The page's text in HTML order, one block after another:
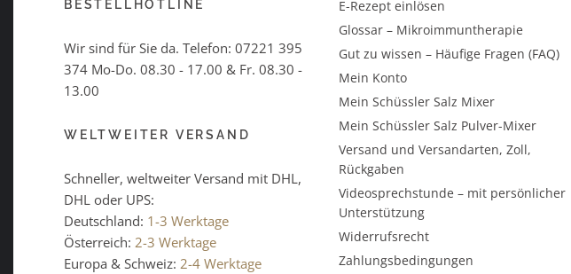
BESTELLHOTLINE
Wir sind für Sie da. Telefon: 07221 395
374 Mo-Do. 08.30 - 17.00 & Fr. 08.30 -
13.00
WELTWEITER VERSAND
Schneller, weltweiter Versand mit DHL,
DHL oder UPS:
Deutschland: 1-3 Werktage
Österreich: 2-3 Werktage
Europa & Schweiz: 2-4 Werktage
E-Rezept einlösen
Glossar – Mikroimmuntherapie
Gut zu wissen – Häufige Fragen (FAQ)
Mein Konto
Mein Schüssler Salz Mixer
Mein Schüssler Salz Pulver-Mixer
Versand und Versandarten, Zoll,
Rückgaben
Videosprechstunde – mit persönlicher
Unterstützung
Widerrufsrecht
Zahlungsbedingungen